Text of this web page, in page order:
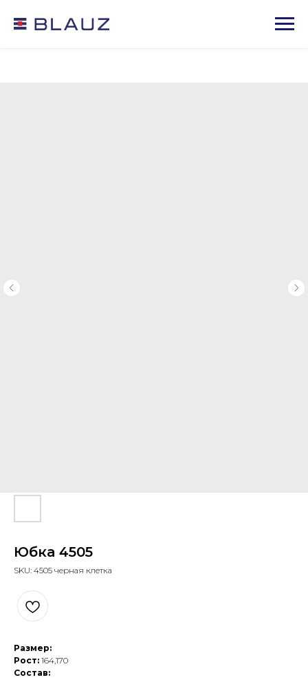
Юбка 4505
SKU: 4505 черная клетка
Размер:
Рост: 164,170
Состав: